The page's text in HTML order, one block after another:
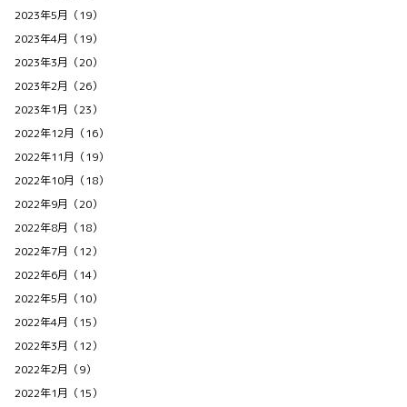
2023年5月（19）
2023年4月（19）
2023年3月（20）
2023年2月（26）
2023年1月（23）
2022年12月（16）
2022年11月（19）
2022年10月（18）
2022年9月（20）
2022年8月（18）
2022年7月（12）
2022年6月（14）
2022年5月（10）
2022年4月（15）
2022年3月（12）
2022年2月（9）
2022年1月（15）